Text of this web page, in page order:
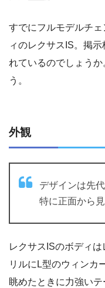
すでにフルモデルチ
ィのレクサスIS。掲
れているのでしょう
う。
外観
デザインは先
特に正面から
レクサスISのボディ
リルにL型のウィンカ
眺めたときに力強い